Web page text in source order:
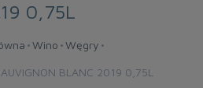
0,75L
Wino Węgry
BLANC 2019 0,75L